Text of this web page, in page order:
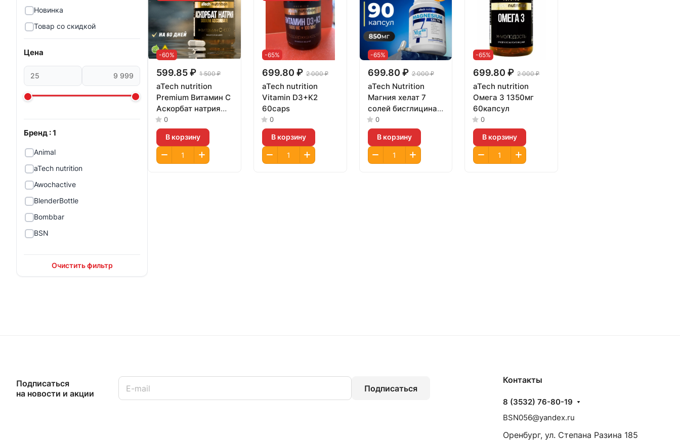
Новинка
Товар со скидкой
Цена
Бренд : 1
Animal
aTech nutrition
Awochactive
BlenderBottle
Bombbar
BSN
DopDrops
Mad Fit
Очистить фильтр
-60%
599.85 ₽ 1 500 ₽
aTech nutrition
Premium Витамин C
Аскорбат натрия
60капсул
0
В корзину
-65%
699.80 ₽ 2 000 ₽
aTech nutrition
Vitamin D3+K2
60caps
0
В корзину
-65%
699.80 ₽ 2 000 ₽
aTech Nutrition
Магния хелат 7
солей бисглицинат
90капсул
0
В корзину
-65%
699.80 ₽ 2 000 ₽
aTech nutrition
Омега 3 1350мг
60капсул
0
В корзину
Подписаться
на новости и акции
Подписаться
Контакты
8 (3532) 76-80-19
BSN056@yandex.ru
Оренбург, ул. Степана Разина 185